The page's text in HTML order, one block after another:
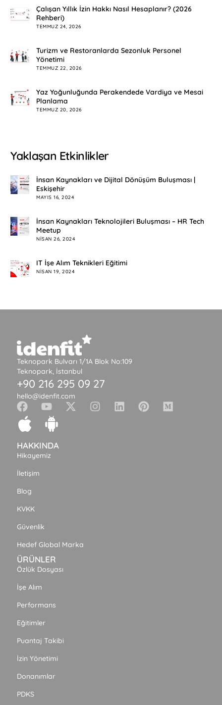
Çalışan Yıllık İzin Hakkı Nasıl Hesaplanır? (2026
Rehberi)
TEMMUZ 24, 2026
Turizm ve Restoranlarda Sezonluk Personel
Yönetimi
TEMMUZ 22, 2026
Yaz Yoğunluğunda Perakendede Vardiya ve Mesai
Planlama
TEMMUZ 20, 2026
Yaklaşan Etkinlikler
İnsan Kaynakları ve Dijital Dönüşüm Buluşması |
Eskişehir
MAYIS 16, 2024
İnsan Kaynakları Teknolojileri Buluşması – HR Tech
Meetup
NISAN 26, 2024
IT İşe Alım Teknikleri Eğitimi
NISAN 19, 2024
Teknopark Bulvarı 1/1A Blok No:109
Teknopark, İstanbul
+90 216 295 09 27
hello@idenfit.com
HAKKINDA
Hikayemiz
İletişim
Blog
KVKK
Güvenlik
Hedef Global Marka
ÜRÜNLER
Özlük Dosyası
İşe Alım
Performans
Eğitimler
Puantaj Takibi
İzin Yönetimi
Donanımlar
PDKS